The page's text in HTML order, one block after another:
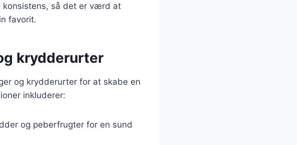
konsistens, så det er værd at
favorit.
krydderurter
og krydderurter for at skabe en
inkluderer:
og peberfrugter for en sund